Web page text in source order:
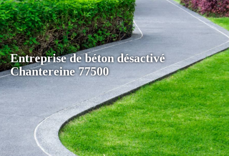
Entreprise de béton désactivé
Chantereine 77500